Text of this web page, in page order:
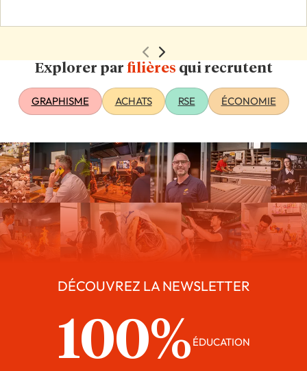
Explorer par filières qui recrutent
GRAPHISME ACHATS RSE ÉCONOMIE
DÉCOUVREZ LA NEWSLETTER
100% ÉDUCATION